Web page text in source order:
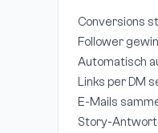
Conversions
Follower
Automatisch
Links per DM
E-Mails
Story-